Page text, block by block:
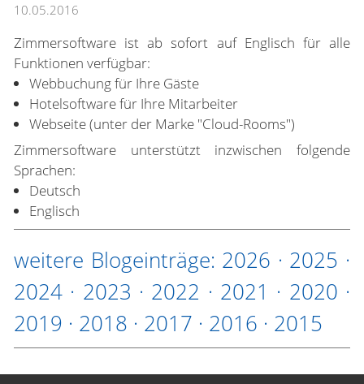
10.05.2016
Zimmersoftware ist ab sofort auf Englisch für alle
Funktionen verfügbar:
Webbuchung für Ihre Gäste
Hotelsoftware für Ihre Mitarbeiter
Webseite (unter der Marke "Cloud-Rooms")
Zimmersoftware unterstützt inzwischen folgende
Sprachen:
Deutsch
Englisch
weitere Blogeinträge: 2026 · 2025 ·
2024 · 2023 · 2022 · 2021 · 2020 ·
2019 · 2018 · 2017 · 2016 · 2015